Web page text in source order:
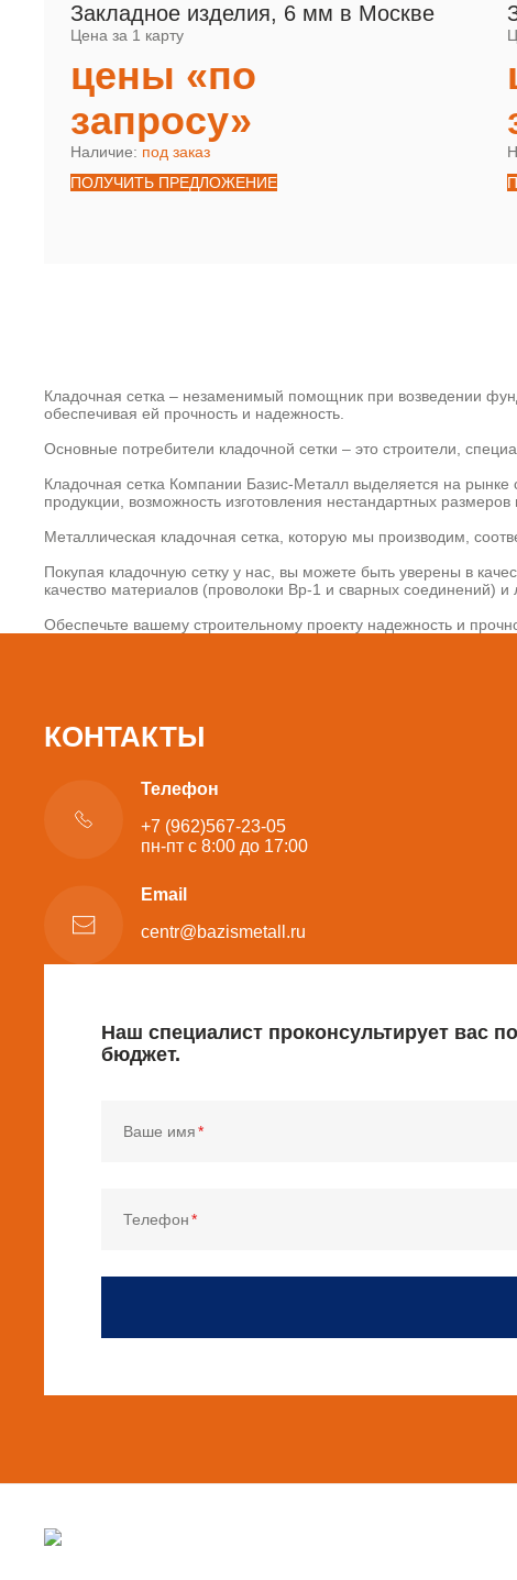
Закладное изделия, 6 мм в Москве
Цена за 1 карту
цены «по
запросу»
Наличие: под заказ
ПОЛУЧИТЬ ПРЕДЛОЖЕНИЕ
Кладочная сетка – незаменимый помощник при возведении
обеспечивая ей прочность и надежность.
Основные потребители кладочной сетки – это строители,
Кладочная сетка Компании Базис-Металл выделяется на
продукции, возможность изготовления нестандартных
Металлическая кладочная сетка, которую мы производим,
Покупая кладочную сетку у нас, вы можете быть уверены в
качество материалов (проволоки Вр-1 и сварных соединений)
Обеспечьте вашему строительному проекту надежность и
КОНТАКТЫ
Телефон
+7 (962)567-23-05
пн-пт с 8:00 до 17:00
Email
centr@bazismetall.ru
Наш специалист проконсультирует вас
бюджет.
Ваше имя
Телефон